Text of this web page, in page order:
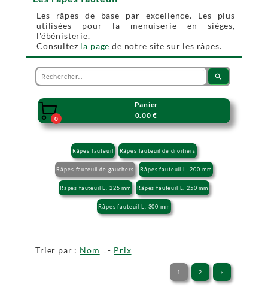
Les râpes de base par excellence. Les plus
utilisées pour la menuiserie en sièges,
l'ébénisterie.
Consultez la page de notre site sur les râpes.
search

0
Panier
0.00 €
Râpes fauteuil Râpes fauteuil de droitiers
Râpes fauteuil de gauchers Râpes fauteuil L. 200 mm
Râpes fauteuil L. 225 mm Râpes fauteuil L. 250 mm
Râpes fauteuil L. 300 mm
Trier par : Nom - Prix
1 2 >